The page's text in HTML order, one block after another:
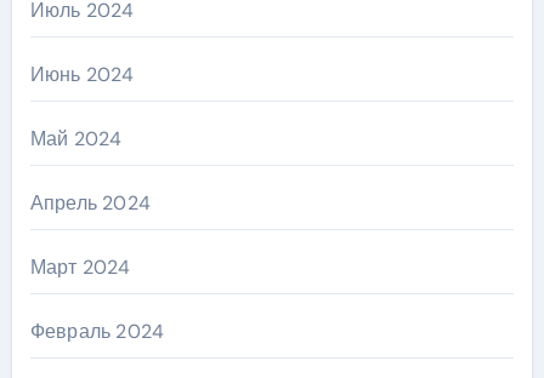
Июль 2024
Июнь 2024
Май 2024
Апрель 2024
Март 2024
Февраль 2024